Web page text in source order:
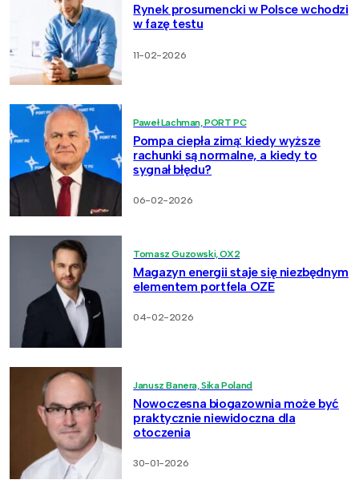
Rynek prosumencki w Polsce wchodzi
w fazę testu
11-02-2026
Paweł Lachman, PORT PC
Pompa ciepła zimą: kiedy wyższe
rachunki są normalne, a kiedy to
sygnał błędu?
06-02-2026
Tomasz Guzowski, OX2
Magazyn energii staje się niezbędnym
elementem portfela OZE
04-02-2026
Janusz Banera, Sika Poland
Nowoczesna biogazownia może być
praktycznie niewidoczna dla
otoczenia
30-01-2026